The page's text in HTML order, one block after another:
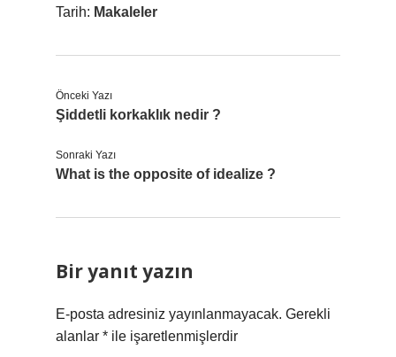
Tarih: Makaleler
Önceki Yazı
Şiddetli korkaklık nedir ?
Sonraki Yazı
What is the opposite of idealize ?
Bir yanıt yazın
E-posta adresiniz yayınlanmayacak. Gerekli
alanlar * ile işaretlenmişlerdir